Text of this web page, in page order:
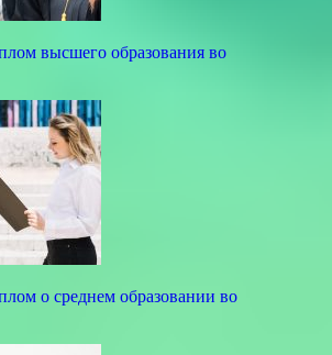
высшего образования во
о среднем образовании во